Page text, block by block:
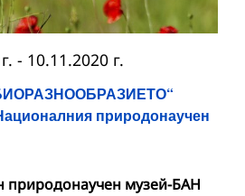
природонаучен
- 10.11.2020 г.
природонаучен музей-БАН